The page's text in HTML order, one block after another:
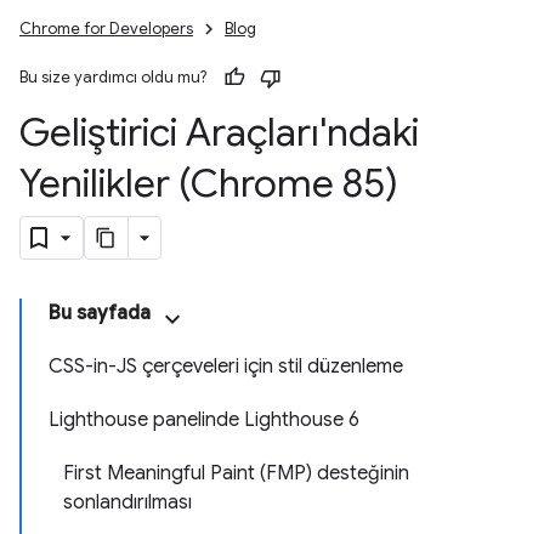
Chrome for Developers Blog
Bu size yardımcı oldu mu?
Geliştirici Araçları'ndaki
Yenilikler (Chrome 85)
Bu sayfada
CSS-in-JS çerçeveleri için stil düzenleme
Lighthouse panelinde Lighthouse 6
First Meaningful Paint (FMP) desteğinin
sonlandırılması